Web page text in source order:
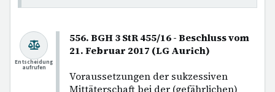
556. BGH 3 StR 455/16 - Beschluss vom
21. Februar 2017 (LG Aurich)
Voraussetzungen der sukzessiven
Mittäterschaft bei der (gefährlichen)
Entscheidung
aufrufen